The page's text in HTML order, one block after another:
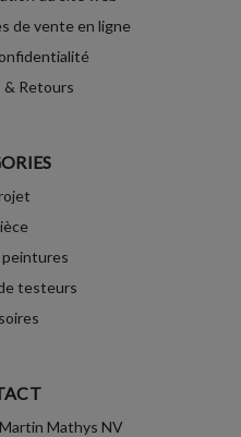
de vente en ligne
& Retours
testeurs
Mathys NV